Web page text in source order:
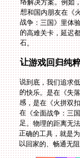
石。
让游戏回归纯
说到底，我们追求
的快乐。是在《失
感，是在《火拼双
在《全面战争：三
足。物理的距离无
正确的工具，就是
以回家的、畅通无